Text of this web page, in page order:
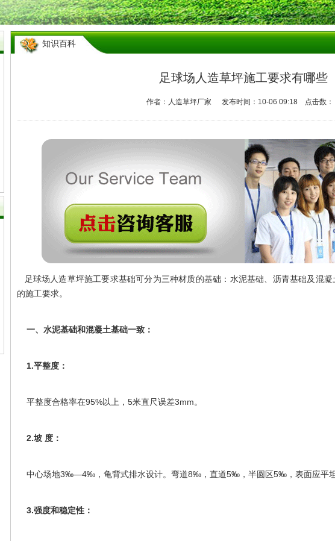
知识百科
足球场人造草坪施工要求有哪些
作者：人造草坪厂家 发布时间：10-06 09:18 点击数：
足球场人造草坪施工要求基础可分为三种材质的基础：水泥基础、沥青基础及混
的施工要求。
一、水泥基础和混凝土基础一致：
1.平整度：
平整度合格率在95%以上，5米直尺误差3mm。
2.坡 度：
中心场地3‰—4‰，龟背式排水设计。弯道8‰，直道5‰，半圆区5‰，表面应平坦
3.强度和稳定性：